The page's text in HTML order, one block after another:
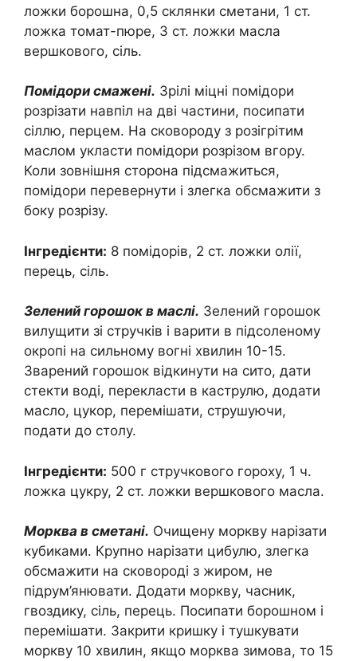
ложки борошна, 0,5 склянки сметани, 1 ст.
ложка томат-пюре, 3 ст. ложки масла
вершкового, сіль.
Помідори смажені. Зрілі міцні помідори
розрізати навпіл на дві частини, посипати
сіллю, перцем. На сковороду з розігрітим
маслом укласти помідори розрізом вгору.
Коли зовнішня сторона підсмажиться,
помідори перевернути і злегка обсмажити з
боку розрізу.
Інгредієнти: 8 помідорів, 2 ст. ложки олії,
перець, сіль.
Зелений горошок в маслі. Зелений горошок
вилущити зі стручків і варити в підсоленому
окропі на сильному вогні хвилин 10-15.
Зварений горошок відкинути на сито, дати
стекти воді, перекласти в каструлю, додати
масло, цукор, перемішати, струшуючи,
подати до столу.
Інгредієнти: 500 г стручкового гороху, 1 ч.
ложка цукру, 2 ст. ложки вершкового масла.
Морква в сметані. Очищену моркву нарізати
кубиками. Крупно нарізати цибулю, злегка
обсмажити на сковороді з жиром, не
підрум’янювати. Додати моркву, часник,
гвоздику, сіль, перець. Посипати борошном і
перемішати. Закрити кришку і тушкувати
моркву 10 хвилин, якщо морква зимова, то 15